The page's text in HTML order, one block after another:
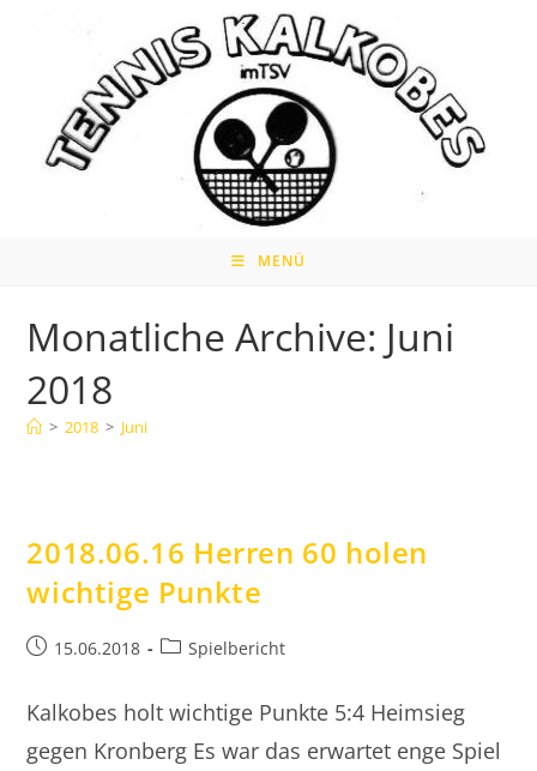
MENÜ
Monatliche Archive: Juni
2018
> 2018 > Juni
2018.06.16 Herren 60 holen
wichtige Punkte
Beitrag15.06.2018
Beitrags-
Spielbericht
Kalkobes holt wichtige Punkte 5:4 Heimsieg
gegen Kronberg Es war das erwartet enge Spiel